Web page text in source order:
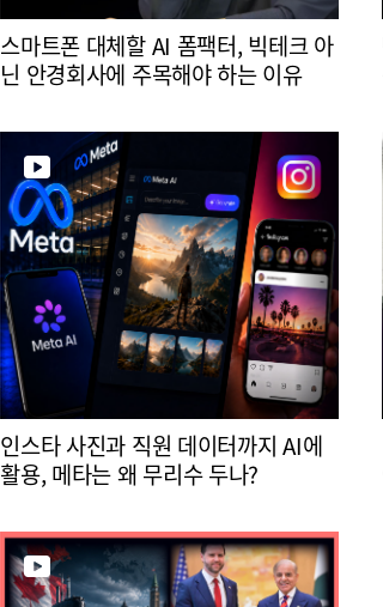
스마트폰 대체할 AI 폼팩터, 빅테크 아
닌 안경회사에 주목해야 하는 이유
인스타 사진과 직원 데이터까지 AI에
활용, 메타는 왜 무리수 두나?